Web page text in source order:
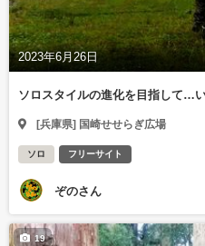
2023年6月26日
ソロスタイルの進化を目指して…
[兵庫県] 国崎せせらぎ広場
ソロ フリーサイト
ぞのさん
19